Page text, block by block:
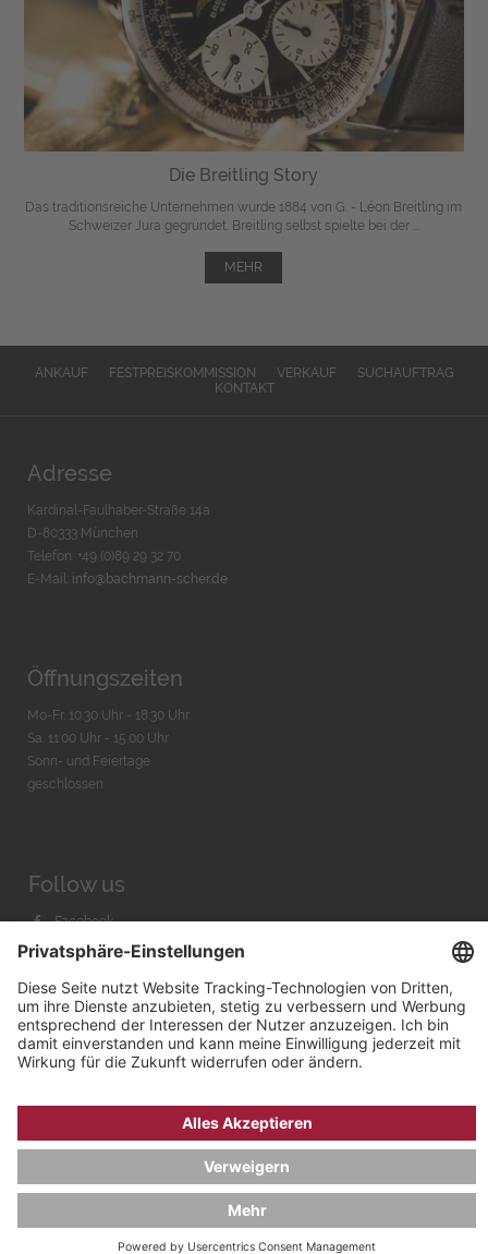
Die Breitling Story
Das traditionsreiche Unternehmen wurde 1884 von G. - Léon Breitling im
Schweizer Jura gegründet. Breitling selbst spielte bei der ...
MEHR
ANKAUF FESTPREISKOMMISSION VERKAUF
SUCHAUFTRAG
KONTAKT
Adresse
Kardinal-Faulhaber-Straße 14a
D-80333 München
Telefon: +49 (0)89 29 32 70
E-Mail: info@bachmann-scher.de
Öffnungszeiten
Mo-Fr. 10:30 Uhr - 18:30 Uhr
Sa. 11:00 Uhr - 15.00 Uhr
Sonn- und Feiertage
geschlossen
Follow us
Facebook
Instagram
Bachmann & Scher GmbH / Watchandco GmbH
DATENSCHUTZ IMPRESSUM
VERSANDKOSTEN